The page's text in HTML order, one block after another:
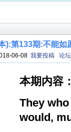
):第133期:不能如
06-08 我要投稿 论坛
本期内容
They
would,